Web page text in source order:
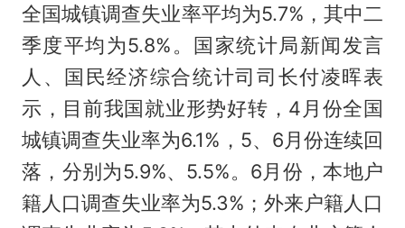
全国城镇调查失业率平均为5.7%，其中二
季度平均为5.8%。国家统计局新闻发言
人、国民经济综合统计司司长付凌晖表
示，目前我国就业形势好转，4月份全国
城镇调查失业率为6.1%，5、6月份连续回
落，分别为5.9%、5.5%。6月份，本地户
籍人口调查失业率为5.3%；外来户籍人口